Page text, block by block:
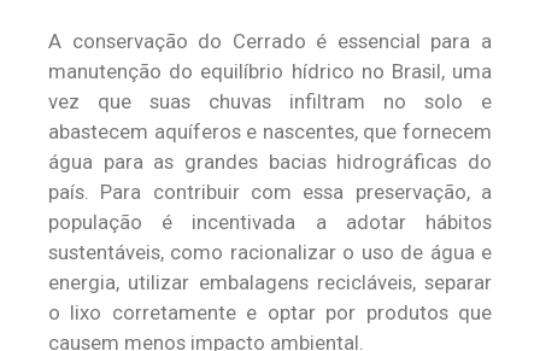
A conservação do Cerrado é essencial para a
manutenção do equilíbrio hídrico no Brasil, uma
vez que suas chuvas infiltram no solo e
abastecem aquíferos e nascentes, que fornecem
água para as grandes bacias hidrográficas do
país. Para contribuir com essa preservação, a
população é incentivada a adotar hábitos
sustentáveis, como racionalizar o uso de água e
energia, utilizar embalagens recicláveis, separar
o lixo corretamente e optar por produtos que
causem menos impacto ambiental.